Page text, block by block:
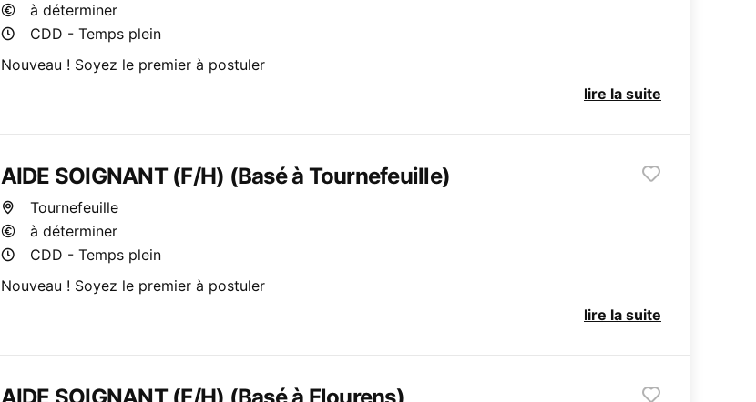
à déterminer
CDD - Temps plein
Nouveau ! Soyez le premier à postuler
lire la suite
AIDE SOIGNANT (F/H) (Basé à Tournefeuille)
Tournefeuille
à déterminer
CDD - Temps plein
Nouveau ! Soyez le premier à postuler
lire la suite